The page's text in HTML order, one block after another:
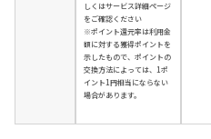
しくはサービス詳細ページ
をご確認ください
※ポイント還元率は利用金
額に対する獲得ポイントを
示したもので、ポイントの
交換方法によっては、1ポ
イント1円相当にならない
場合があります。